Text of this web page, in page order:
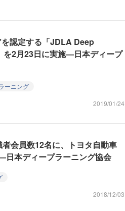
認定する「JDLA Deep
2月23日に実施―日本ディープ
ーニング
2019/01/24
会員数12名に、トヨタ自動車
本ディープラーニング協会
2018/12/03